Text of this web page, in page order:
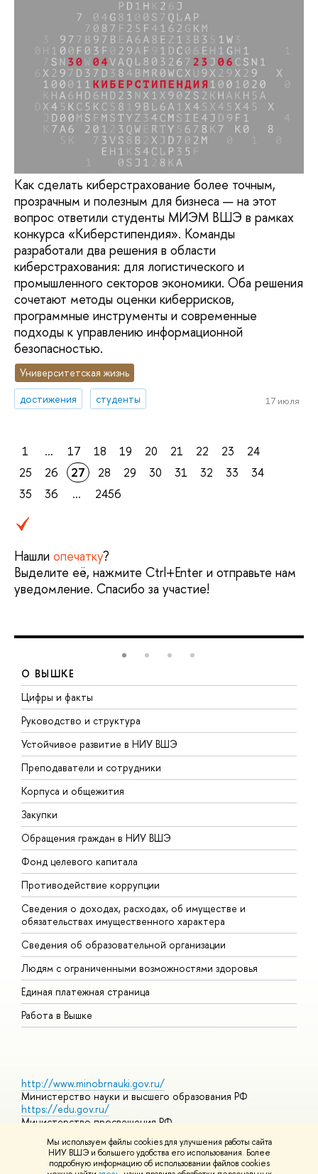
Мы используем файлы cookies для улучшения работы сайта
НИУ ВШЭ и большего удобства его использования. Более
подробную информацию об использовании файлов cookies
Как сделать киберстрахование более точным,
прозрачным и полезным для бизнеса — на этот
вопрос ответили студенты МИЭМ ВШЭ в рамках
конкурса «Киберстипендия». Команды
разработали два решения в области
киберстрахования: для логистического и
промышленного секторов экономики. Оба решения
сочетают методы оценки киберрисков,
программные инструменты и современные
подходы к управлению информационной
безопасностью.
Университетская жизнь
достижения
студенты 17 июля
1 ... 17 18 19 20 21 22 23
24
25
26 27 28 29 30 31 32 33
34
35
36 ... 2456
Нашли опечатку?
Выделите её, нажмите Ctrl+Enter и отправьте нам
уведомление. Спасибо за участие!
О ВЫШКЕ
Цифры и факты
Руководство и структура
Устойчивое развитие в НИУ ВШЭ
Преподаватели и сотрудники
Корпуса и общежития
Закупки
Обращения граждан в НИУ ВШЭ
Фонд целевого капитала
Противодействие коррупции
Сведения о доходах, расходах, об имуществе и
обязательствах имущественного характера
Сведения об образовательной организации
Людям с ограниченными возможностями здоровья
Единая платежная страница
Работа в Вышке
http://www.minobrnauki.gov.ru/
Министерство науки и высшего образования РФ
https://edu.gov.ru/
Министерство просвещения РФ
Массовые открытые онлайн-курсы